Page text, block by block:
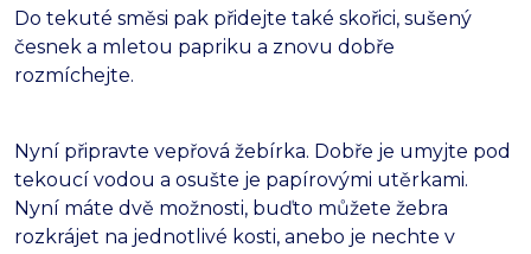
Do tekuté směsi pak přidejte také skořici, sušený
česnek a mletou papriku a znovu dobře
rozmíchejte.
Nyní připravte vepřová žebírka. Dobře je umyjte pod
tekoucí vodou a osušte je papírovými utěrkami.
Nyní máte dvě možnosti, buďto můžete žebra
rozkrájet na jednotlivé kosti, anebo je nechte v